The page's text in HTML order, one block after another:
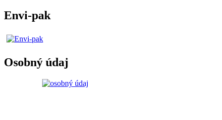
Envi-pak
Osobný údaj